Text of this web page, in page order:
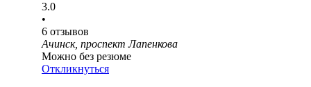
3.0
•
6 отзывов
Ачинск, проспект Лапенкова
Можно без резюме
Откликнуться